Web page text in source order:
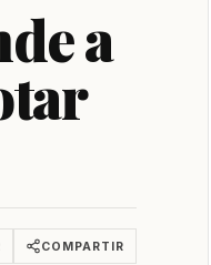
a
COMPARTIR